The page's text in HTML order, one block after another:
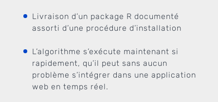
Livraison d’un package R documenté
assorti d’une procédure d’installation
L’algorithme s’exécute maintenant si
rapidement, qu’il peut sans aucun
problème s’intégrer dans une application
web en temps réel.